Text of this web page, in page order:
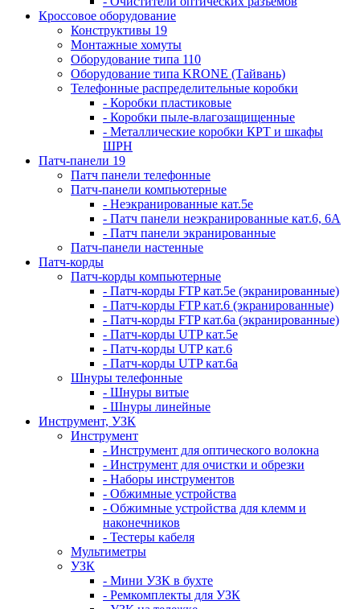
Кроссовое оборудование
Конструктивы 19
Монтажные хомуты
Оборудование типа 110
Оборудование типа KRONE (Тайвань)
Телефонные распределительные коробки
- Коробки пластиковые
- Коробки пыле-влагозащищенные
- Металлические коробки КРТ и шкафы
ШРН
Патч-панели 19
Патч панели телефонные
Патч-панели компьютерные
- Неэкранированные кат.5е
- Патч панели неэкранированные кат.6, 6А
- Патч панели экранированные
Патч-панели настенные
Патч-корды
Патч-корды компьютерные
- Патч-корды FTP кат.5е (экранированные)
- Патч-корды FTP кат.6 (экранированные)
- Патч-корды FTP кат.6а (экранированные)
- Патч-корды UTP кат.5е
- Патч-корды UTP кат.6
- Патч-корды UTP кат.6а
Шнуры телефонные
- Шнуры витые
- Шнуры линейные
Инструмент, УЗК
Инструмент
- Инструмент для оптического волокна
- Инструмент для очистки и обрезки
- Наборы инструментов
- Обжимные устройства
- Обжимные устройства для клемм и
наконечников
- Тестеры кабеля
Мультиметры
УЗК
- Мини УЗК в бухте
- Ремкомплекты для УЗК